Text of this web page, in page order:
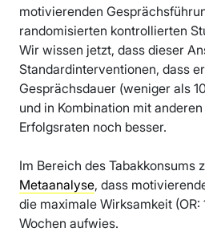
motivierenden
randomisierten kontrollierten
Wir wissen jetzt, dass dieser
Standardinterventionen, dass
Gesprächsdauer (weniger als
und in Kombination mit
Erfolgsraten noch besser.
Im Bereich des Tabakkonsums
Metaanalyse, dass
die maximale Wirksamkeit (OR:
Wochen aufwies.